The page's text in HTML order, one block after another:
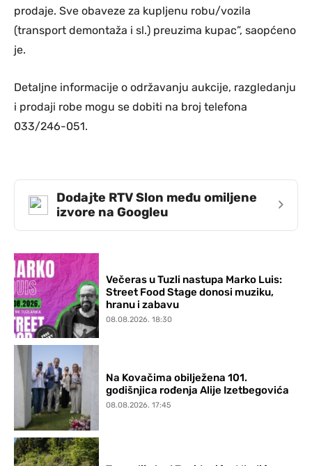
prodaje. Sve obaveze za kupljenu robu/vozila
(transport demontaža i sl.) preuzima kupac”, saopćeno
je.
Detaljne informacije o održavanju aukcije, razgledanju
i prodaji robe mogu se dobiti na broj telefona
033/246-051.
Dodajte RTV Slon među omiljene
izvore na Googleu
›
Večeras u Tuzli nastupa Marko Luis:
Street Food Stage donosi muziku,
hranu i zabavu
08.08.2026. 18:30
Na Kovačima obilježena 101.
godišnjica rođenja Alije Izetbegovića
08.08.2026. 17:45